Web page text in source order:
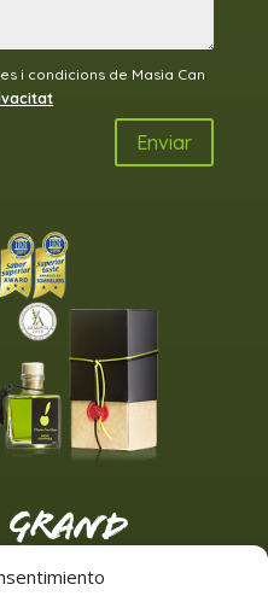
i condicions de Masia Can
Enviar